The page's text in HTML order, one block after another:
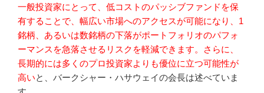
一般投資家にとって、低コストのパッシブファンドを保
有することで、幅広い市場へのアクセスが可能になり、1
銘柄、あるいは数銘柄の下落がポートフォリオのパフォ
ーマンスを急落させるリスクを軽減できます。さらに、
長期的には多くのプロ投資家よりも優位に立つ可能性が
高いと、バークシャー・ハサウェイの会長は述べていま